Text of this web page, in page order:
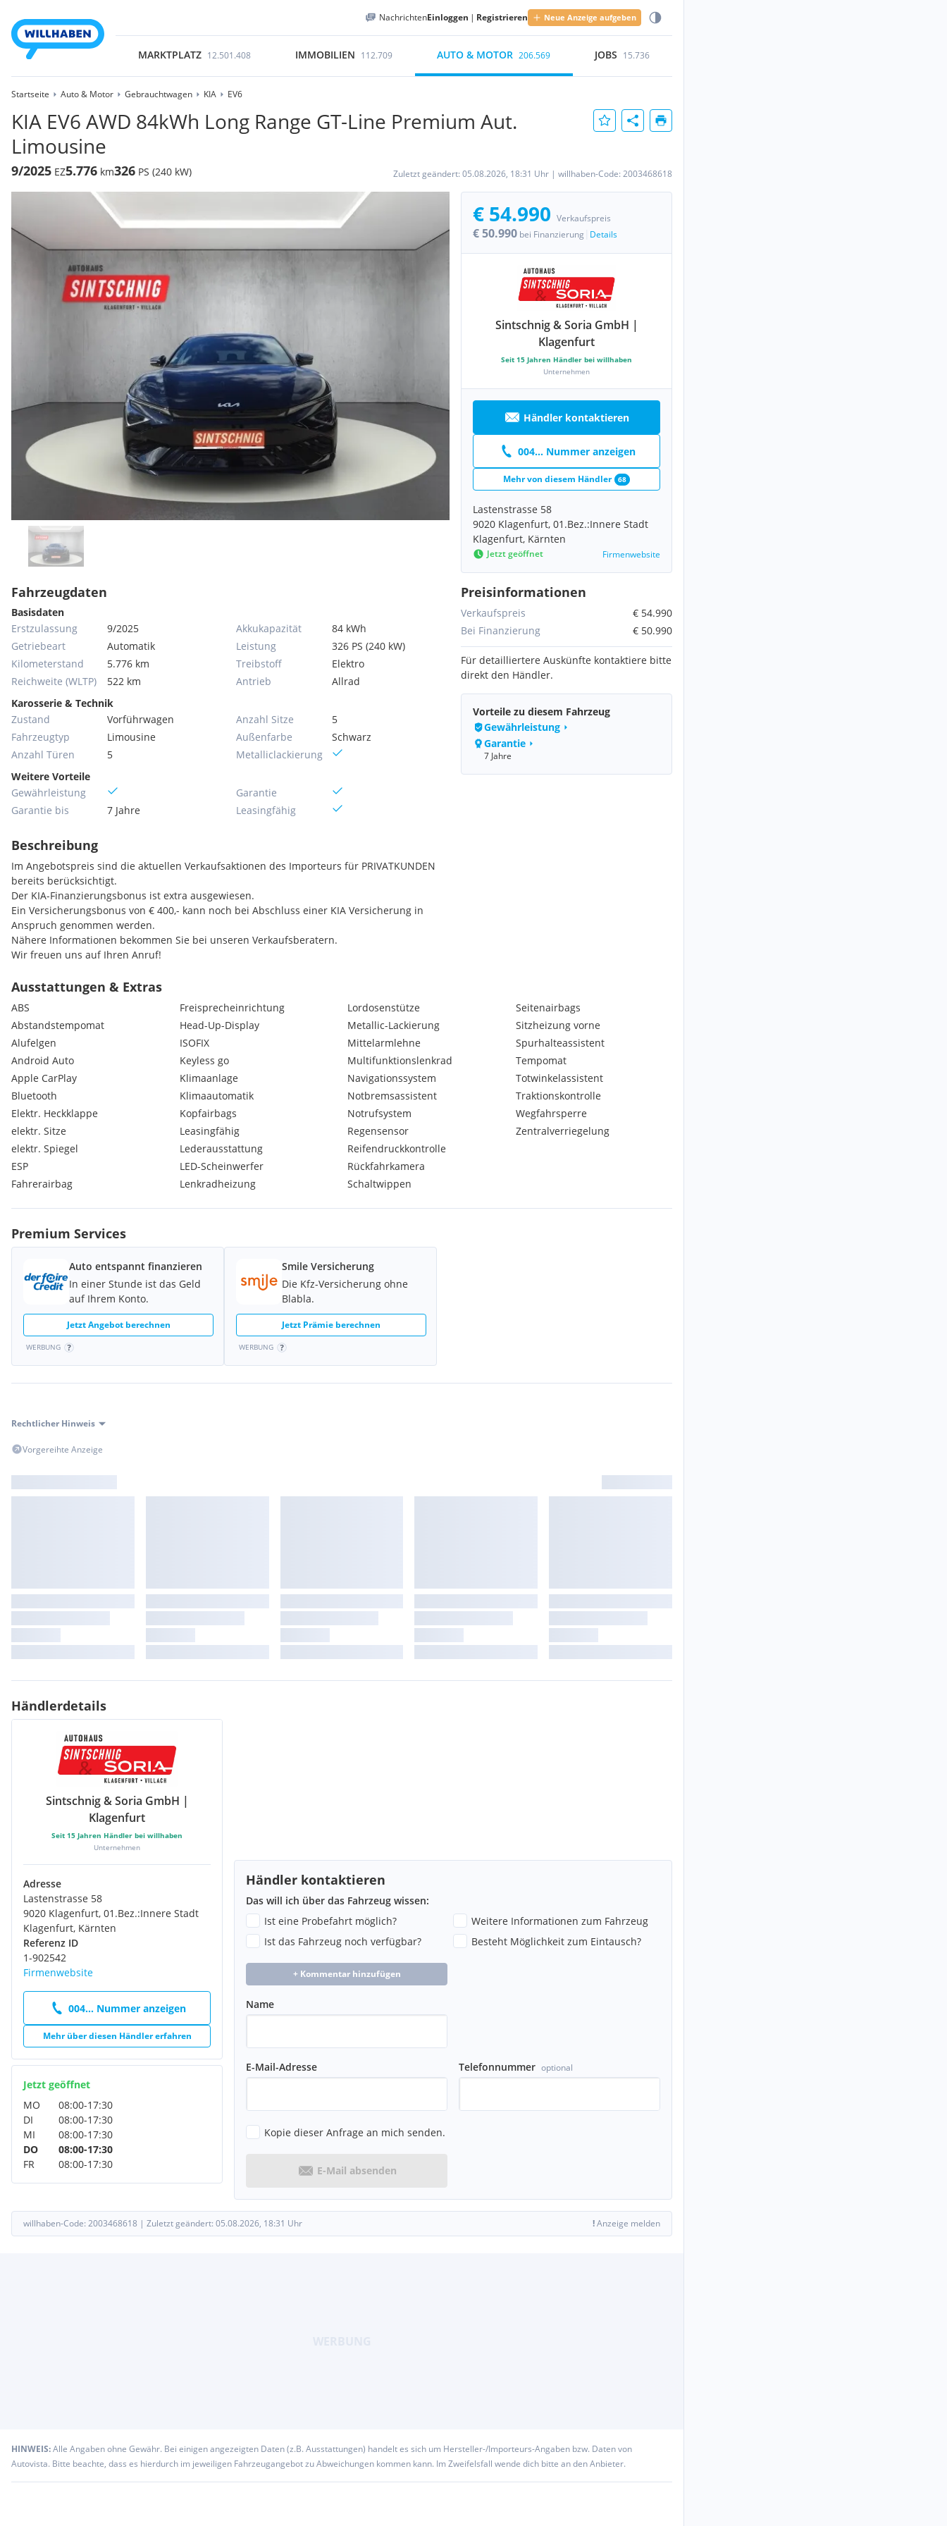
NachrichtenEinloggen | Registrieren Neue Anzeige aufgeben
MARKTPLATZ 12.501.408 IMMOBILIEN 112.709 AUTO & MOTOR 206.569 JOBS 15.736
Startseite Auto & Motor Gebrauchtwagen KIA EV6
KIA EV6 AWD 84kWh Long Range GT-Line Premium Aut.
Limousine
9/2025 EZ5.776 km326 PS (240 kW) Zuletzt geändert: 05.08.2026, 18:31 Uhr | willhaben-Code: 2003468618
€ 54.990 Verkaufspreis
€ 50.990 bei Finanzierung Details
Sintschnig & Soria GmbH |
Klagenfurt
Seit 15 Jahren Händler bei willhaben
Unternehmen
Händler kontaktieren
004... Nummer anzeigen
Mehr von diesem Händler 68
Lastenstrasse 58
9020 Klagenfurt, 01.Bez.:Innere Stadt
Klagenfurt, Kärnten
Jetzt geöffnet Firmenwebsite
Fahrzeugdaten
Basisdaten
Erstzulassung
9/2025
Getriebeart
Automatik
Kilometerstand
5.776 km
Reichweite (WLTP)
522 km
Akkukapazität
84 kWh
Leistung
326 PS (240 kW)
Treibstoff
Elektro
Antrieb
Allrad
Karosserie & Technik
Zustand
Vorführwagen
Fahrzeugtyp
Limousine
Anzahl Türen
5
Anzahl Sitze
5
Außenfarbe
Schwarz
Metallic­lackierung
Weitere Vorteile
Gewährleistung
Garantie bis
7 Jahre
Garantie
Leasingfähig
Beschreibung
Im Angebotspreis sind die aktuellen Verkaufsaktionen des Importeurs für PRIVATKUNDEN
bereits berücksichtigt.
Der KIA-Finanzierungsbonus ist extra ausgewiesen.
Ein Versicherungsbonus von € 400,- kann noch bei Abschluss einer KIA Versicherung in
Anspruch genommen werden.
Nähere Informationen bekommen Sie bei unseren Verkaufsberatern.
Wir freuen uns auf Ihren Anruf!
Preisinformationen
Verkaufspreis
€ 54.990
Bei Finanzierung
€ 50.990
Für detailliertere Auskünfte kontaktiere bitte
direkt den Händler.
Vorteile zu diesem Fahrzeug
Gewährleistung
Garantie
7 Jahre
Ausstattungen & Extras
ABS
Abstandstempomat
Alufelgen
Android Auto
Apple CarPlay
Bluetooth
Elektr. Heckklappe
elektr. Sitze
elektr. Spiegel
ESP
Fahrerairbag
Freisprecheinrichtung
Head-Up-Display
ISOFIX
Keyless go
Klimaanlage
Klimaautomatik
Kopfairbags
Leasingfähig
Lederausstattung
LED-Scheinwerfer
Lenkradheizung
Lordosenstütze
Metallic-Lackierung
Mittelarmlehne
Multifunktionslenkrad
Navigationssystem
Notbremsassistent
Notrufsystem
Regensensor
Reifendruckkontrolle
Rückfahrkamera
Schaltwippen
Seitenairbags
Sitzheizung vorne
Spurhalteassistent
Tempomat
Totwinkelassistent
Traktionskontrolle
Wegfahrsperre
Zentralverriegelung
Premium Services
Auto entspannt finanzieren
In einer Stunde ist das Geld
auf Ihrem Konto.
Jetzt Angebot berechnen
WERBUNG
Smile Versicherung
Die Kfz-Versicherung ohne
Blabla.
Jetzt Prämie berechnen
WERBUNG
Rechtlicher Hinweis
Vorgereihte Anzeige
Händlerdetails
Sintschnig & Soria GmbH |
Klagenfurt
Seit 15 Jahren Händler bei willhaben
Unternehmen
Adresse
Lastenstrasse 58
9020 Klagenfurt, 01.Bez.:Innere Stadt
Klagenfurt, Kärnten
Referenz ID
1-902542
Firmenwebsite
004... Nummer anzeigen
Mehr über diesen Händler erfahren
Jetzt geöffnet
MO
08:00-17:30
DI
08:00-17:30
MI
08:00-17:30
DO
08:00-17:30
FR
08:00-17:30
Händler kontaktieren
Das will ich über das Fahrzeug wissen:
Ist eine Probefahrt möglich?
Weitere Informationen zum Fahrzeug
Ist das Fahrzeug noch verfügbar?
Besteht Möglichkeit zum Eintausch?
+ Kommentar hinzufügen
Name
E-Mail-Adresse Telefonnummer optional
Kopie dieser Anfrage an mich senden.
E-Mail absenden
willhaben-Code: 2003468618 | Zuletzt geändert: 05.08.2026, 18:31 Uhr !Anzeige melden
HINWEIS:Alle Angaben ohne Gewähr. Bei einigen angezeigten Daten (z.B. Ausstattungen) handelt es sich um Hersteller-/Importeurs-Angaben bzw. Daten von
Autovista. Bitte beachte, dass es hierdurch im jeweiligen Fahrzeugangebot zu Abweichungen kommen kann. Im Zweifelsfall wende dich bitte an den Anbieter.